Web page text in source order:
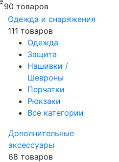
90 товаров
Одежда и снаряжения
111 товаров
Одежда
Защита
Нашивки /
Шевроны
Перчатки
Рюкзаки
Все категории
Дополнительные
аксессуары
68 товаров